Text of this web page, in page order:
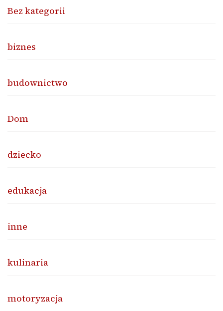
Bez kategorii
biznes
budownictwo
Dom
dziecko
edukacja
inne
kulinaria
motoryzacja